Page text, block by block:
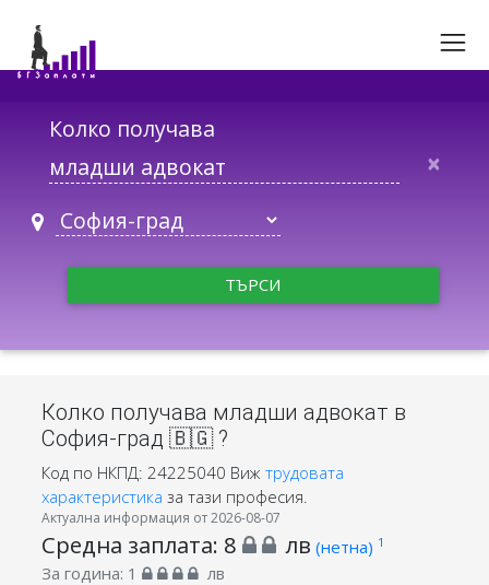
Колко получава
×
ТЪРСИ
Колко получава младши адвокат в
София-град 🇧🇬 ?
Код по НКПД: 24225040 Виж трудовата
характеристика за тази професия.
Актуална информация от 2026-08-07
Средна заплата: 8 лв (нетна) 1
За година: 1 лв